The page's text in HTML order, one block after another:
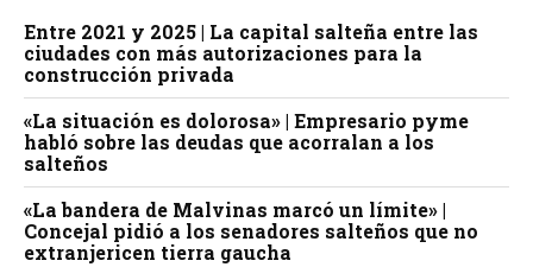
Entre 2021 y 2025 | La capital salteña entre las
ciudades con más autorizaciones para la
construcción privada
«La situación es dolorosa» | Empresario pyme
habló sobre las deudas que acorralan a los
salteños
«La bandera de Malvinas marcó un límite» |
Concejal pidió a los senadores salteños que no
extranjericen tierra gaucha